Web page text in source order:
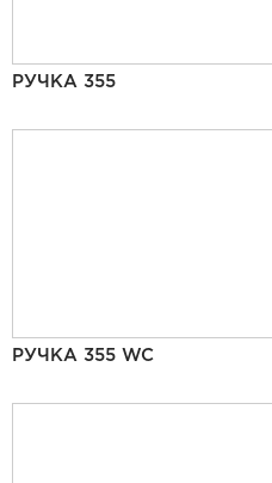
РУЧКА 355
РУЧКА 355 WC